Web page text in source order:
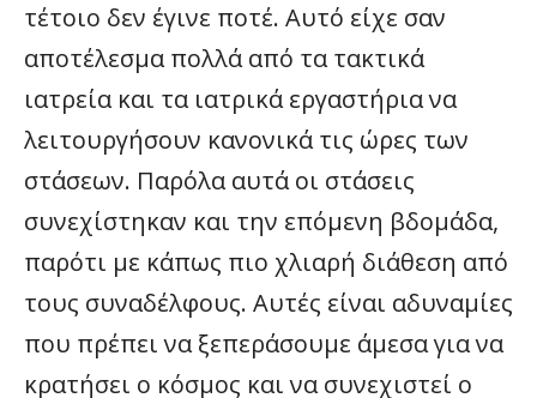
τέτοιο δεν έγινε ποτέ. Αυτό είχε σαν
αποτέλεσμα πολλά από τα τακτικά
ιατρεία και τα ιατρικά εργαστήρια να
λειτουργήσουν κανονικά τις ώρες των
στάσεων. Παρόλα αυτά οι στάσεις
συνεχίστηκαν και την επόμενη βδομάδα,
παρότι με κάπως πιο χλιαρή διάθεση από
τους συναδέλφους. Αυτές είναι αδυναμίες
που πρέπει να ξεπεράσουμε άμεσα για να
κρατήσει ο κόσμος και να συνεχιστεί ο